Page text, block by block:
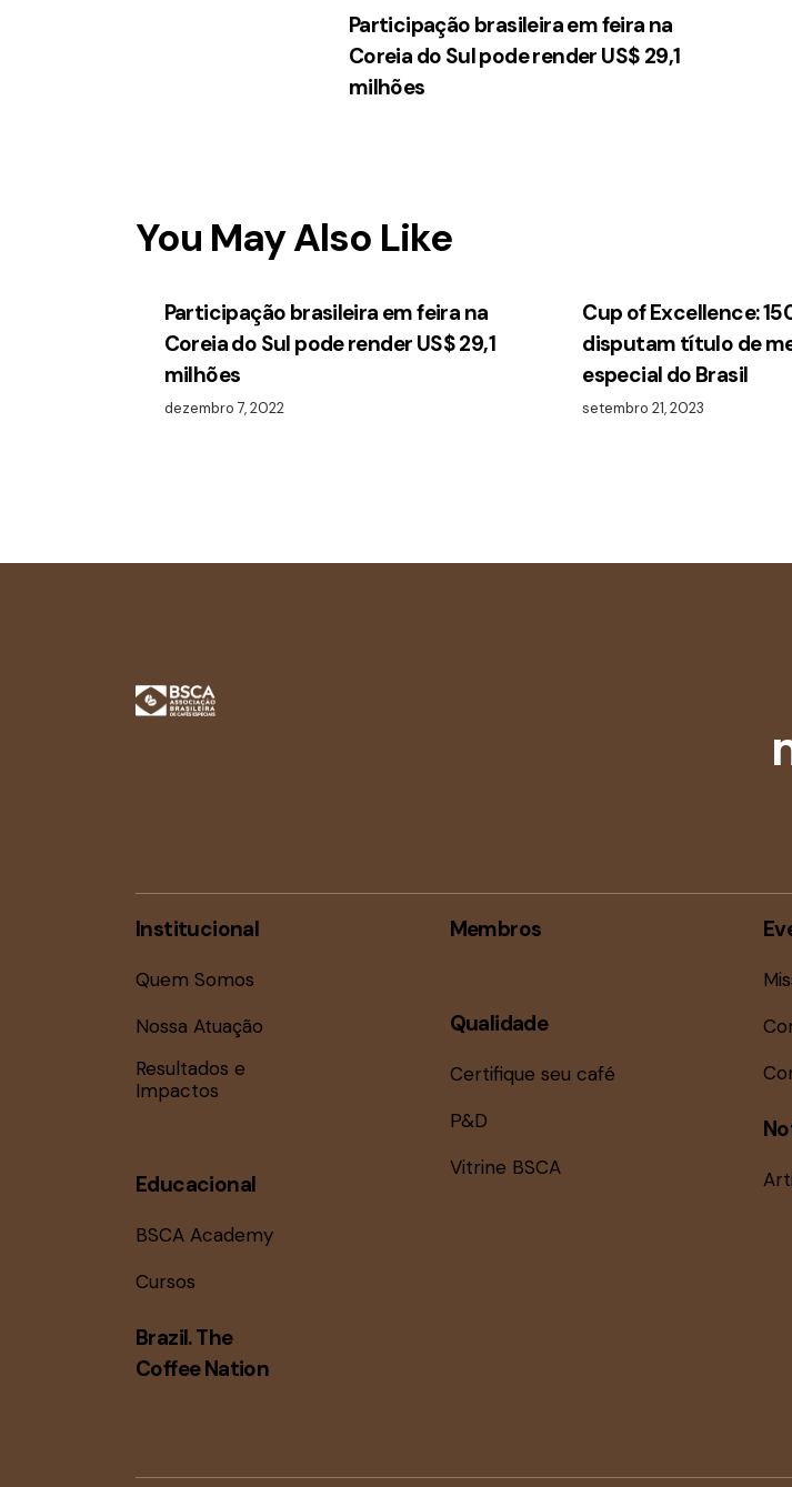
Participação brasileira em feira na
Coreia do Sul pode render US$ 29,1
milhões
You May Also Like
Participação brasileira em feira na
Coreia do Sul pode render US$ 29,1
milhões
dezembro 7, 2022
Cup of Excellence:
disputam título de
especial do Brasil
setembro 21, 2023
Institucional
Quem Somos
Nossa Atuação
Resultados e
Impactos
Educacional
BSCA Academy
Cursos
Brazil. The
Coffee Nation
Membros
Qualidade
Certifique seu café
P&D
Vitrine BSCA